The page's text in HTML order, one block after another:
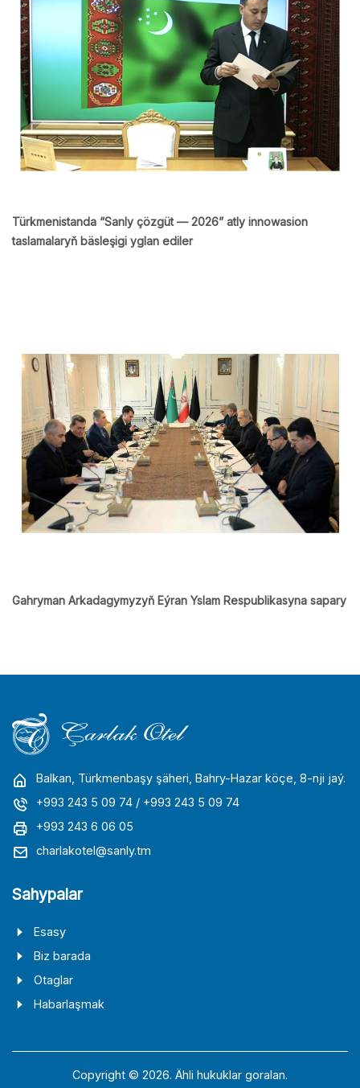
Türkmenistanda “Sanly çözgüt — 2026” atly innowasion
taslamalaryň bäsleşigi yglan ediler
Gahryman Arkadagymyzyň Eýran Yslam Respublikasyna sapary
Balkan, Türkmenbaşy şäheri, Bahry-Hazar köçe, 8-nji jaý.
+993 243 5 09 74 / +993 243 5 09 74
+993 243 6 06 05
charlakotel@sanly.tm
Sahypalar
Esasy
Biz barada
Otaglar
Habarlaşmak
Copyright © 2026. Ähli hukuklar goralan.